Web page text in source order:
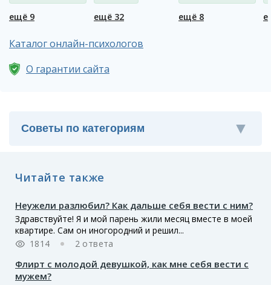
депрессия
ещё 9
ещё 32
депрессия
ещё 8
Каталог онлайн-психологов
О гарантии сайта
Читайте также
Неужели разлюбил? Как дальше себя вести с ним?
Здравствуйте! Я и мой парень жили месяц вместе в моей
квартире. Сам он иногородний и решил...
1814
2 ответа
Флирт с молодой девушкой, как мне себя вести с
мужем?